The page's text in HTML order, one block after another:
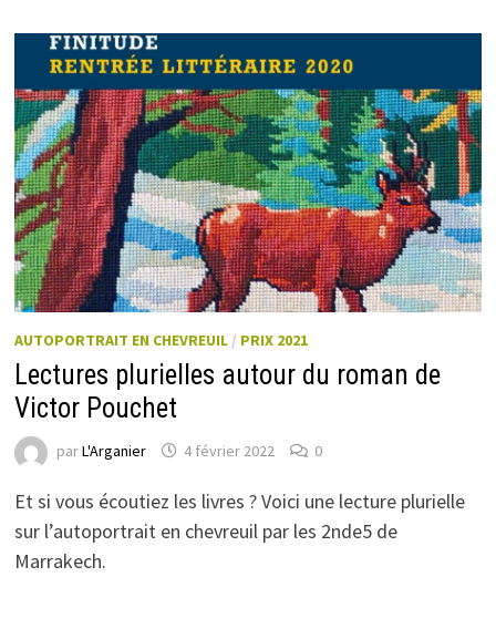
AUTOPORTRAIT EN CHEVREUIL/ PRIX 2021
Lectures plurielles autour du roman de
Victor Pouchet
parL'Arganier 4 février 2022 0
Et si vous écoutiez les livres ? Voici une lecture plurielle
sur l’autoportrait en chevreuil par les 2nde5 de
Marrakech.